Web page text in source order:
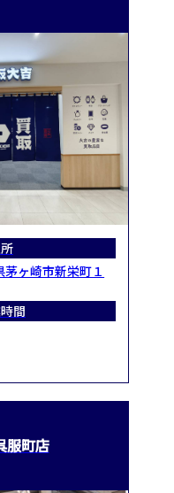
ヶ崎市新栄町１
間
服町店